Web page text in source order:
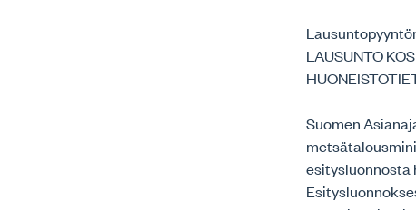
LAUSUNTO
Suomen
esitysluonnosta